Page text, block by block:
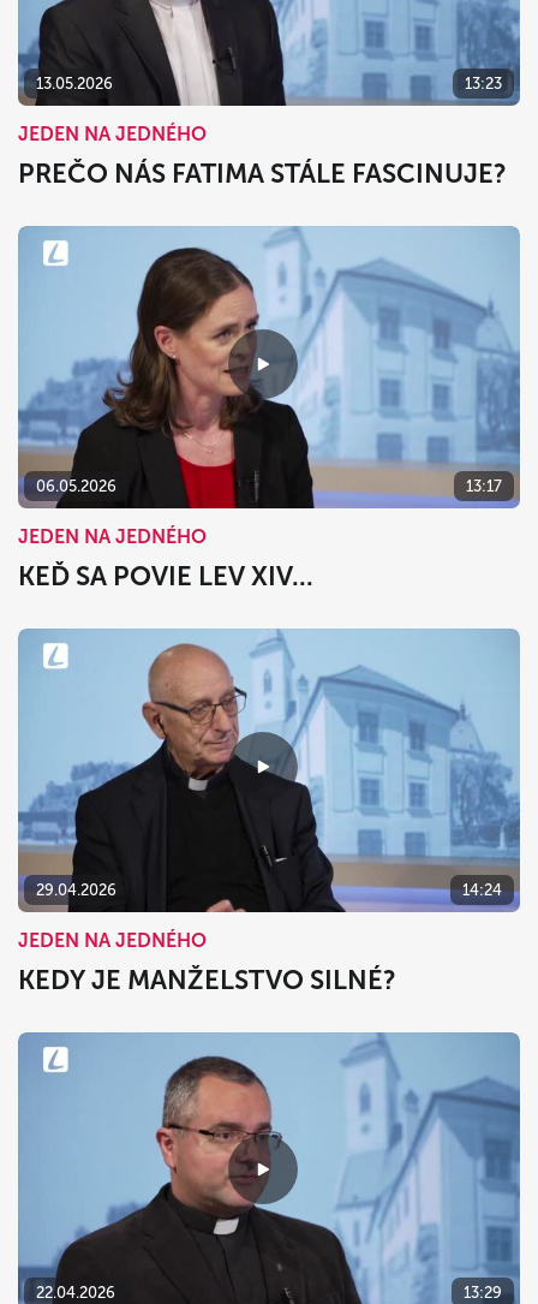
13.05.2026 13:23
JEDEN NA JEDNÉHO
PREČO NÁS FATIMA STÁLE FASCINUJE?
06.05.2026 13:17
JEDEN NA JEDNÉHO
KEĎ SA POVIE LEV XIV...
29.04.2026 14:24
JEDEN NA JEDNÉHO
KEDY JE MANŽELSTVO SILNÉ?
22.04.2026 13:29